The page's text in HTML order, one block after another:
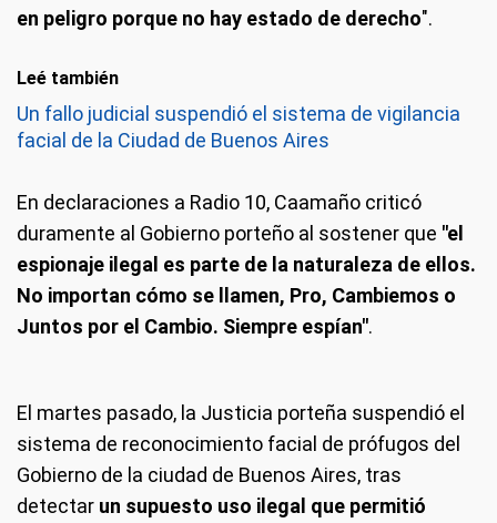
en peligro porque no hay estado de derecho".
Leé también
Un fallo judicial suspendió el sistema de vigilancia
facial de la Ciudad de Buenos Aires
En declaraciones a Radio 10, Caamaño criticó
duramente al Gobierno porteño al sostener que "el
espionaje ilegal es parte de la naturaleza de ellos.
No importan cómo se llamen, Pro, Cambiemos o
Juntos por el Cambio. Siempre espían".
El martes pasado, la Justicia porteña suspendió el
sistema de reconocimiento facial de prófugos del
Gobierno de la ciudad de Buenos Aires, tras
detectar un supuesto uso ilegal que permitió